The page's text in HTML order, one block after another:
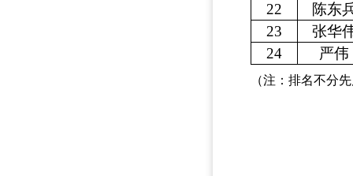
22
陈东
23
张华
24
严伟
（注：排名不分